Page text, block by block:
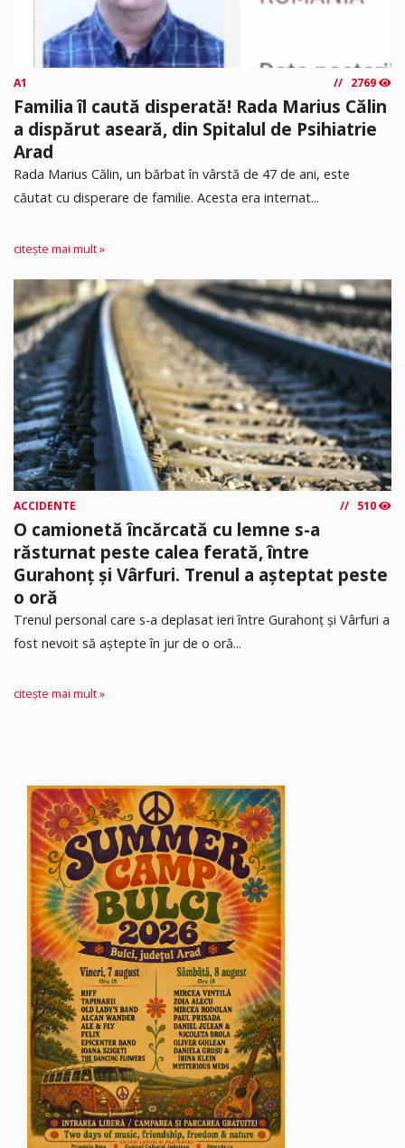
A1 2769
Familia îl caută disperată! Rada Marius Călin
a dispărut aseară, din Spitalul de Psihiatrie
Arad
Rada Marius Călin, un bărbat în vârstă de 47 de ani, este
căutat cu disperare de familie. Acesta era internat...
citește mai mult »
ACCIDENTE 510
O camionetă încărcată cu lemne s-a
răsturnat peste calea ferată, între
Gurahonț și Vârfuri. Trenul a așteptat peste
o oră
Trenul personal care s-a deplasat ieri între Gurahonț și Vârfuri a
fost nevoit să aștepte în jur de o oră...
citește mai mult »